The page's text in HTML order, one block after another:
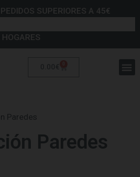
SUPERIORES A 45€
Paredes
Paredes